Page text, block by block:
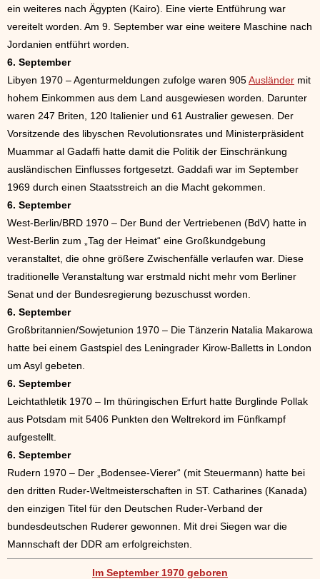
ein weiteres nach Ägypten (Kairo). Eine vierte Entführung war
vereitelt worden. Am 9. September war eine weitere Maschine nach
Jordanien entführt worden.
6. September
Libyen 1970 – Agenturmeldungen zufolge waren 905Ausländer mit
hohem Einkommen aus dem Land ausgewiesen worden. Darunter
waren 247 Briten, 120 Italienier und 61 Australier gewesen. Der
Vorsitzende des libyschen Revolutionsrates und Ministerpräsident
Muammar al Gadaffi hatte damit die Politik der Einschränkung
ausländischen Einflusses fortgesetzt. Gaddafi war im September
1969 durch einen Staatsstreich an die Macht gekommen.
6. September
West-Berlin/BRD 1970 – Der Bund der Vertriebenen (BdV) hatte in
West-Berlin zum „Tag der Heimat“ eine Großkundgebung
veranstaltet, die ohne größere Zwischenfälle verlaufen war. Diese
traditionelle Veranstaltung war erstmald nicht mehr vom Berliner
Senat und der Bundesregierung bezuschusst worden.
6. September
Großbritannien/Sowjetunion 1970 – Die Tänzerin Natalia Makarowa
hatte bei einem Gastspiel des Leningrader Kirow-Balletts in London
um Asyl gebeten.
6. September
Leichtathletik 1970 – Im thüringischen Erfurt hatte Burglinde Pollak
aus Potsdam mit 5406 Punkten den Weltrekord im Fünfkampf
aufgestellt.
6. September
Rudern 1970 – Der „Bodensee-Vierer“ (mit Steuermann) hatte bei
den dritten Ruder-Weltmeisterschaften in ST. Catharines (Kanada)
den einzigen Titel für den Deutschen Ruder-Verband der
bundesdeutschen Ruderer gewonnen. Mit drei Siegen war die
Mannschaft der DDR am erfolgreichsten.
Im September 1970 geboren